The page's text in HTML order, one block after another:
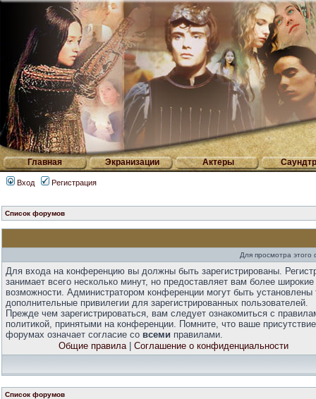
Главная Экранизации Актеры
Вход Регистрация
Список форумов
Для просмотра
Для входа на конференцию вы должны быть зарегистрированы.
занимает всего несколько минут, но предоставляет вам более широкие
возможности. Администратором конференции могут быть установлены
дополнительные привилегии для зарегистрированных пользователей.
Прежде чем зарегистрироваться, вам следует ознакомиться с
политикой, принятыми на конференции. Помните, что ваше
форумах означает согласие со всеми правилами.
Общие правила| Соглашение о конфиденциальности
Список форумов